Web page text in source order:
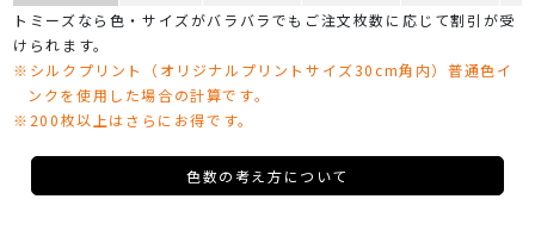
トミーズなら色・サイズがバラバラでもご注文枚数に応じて割引が受
けられます。
※シルクプリント（オリジナルプリントサイズ30cm角内）普通色イ
ンクを使用した場合の計算です。
※200枚以上はさらにお得です。
色数の考え方について